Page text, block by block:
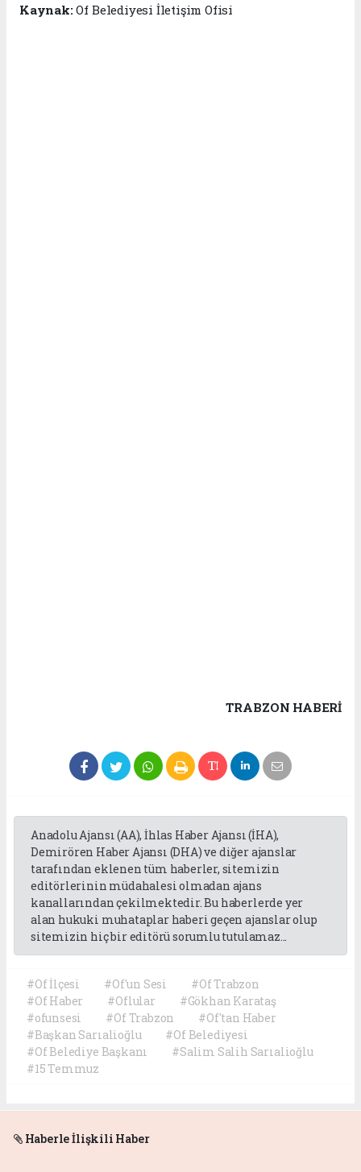
Kaynak:Of Belediyesi İletişim Ofisi
TRABZON HABERİ
Anadolu Ajansı (AA), İhlas Haber Ajansı (İHA),
Demirören Haber Ajansı (DHA) ve diğer ajanslar
tarafından eklenen tüm haberler, sitemizin
editörlerinin müdahalesi olmadan ajans
kanallarından çekilmektedir. Bu haberlerde yer
alan hukuki muhataplar haberi geçen ajanslar olup
sitemizin hiç bir editörü sorumlu tutulamaz...
#Of İlçesi #Of'un Sesi
#Of Trabzon
#Of Haber
#Oflular
#Gökhan Karataş
#ofunsesi
#Of Trabzon
#Of'tan Haber
#Başkan Sarıalioğlu
#Of Belediyesi
#Of Belediye Başkanı
#Salim Salih Sarıalioğlu
#15 Temmuz
Haberle İlişkili Haber